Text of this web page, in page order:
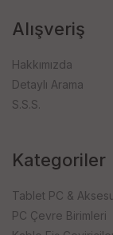
Alışveriş
Hakkımızda
Detaylı Arama
S.S.S.
Kategoriler
Tablet PC &
PC Çevre Birimleri